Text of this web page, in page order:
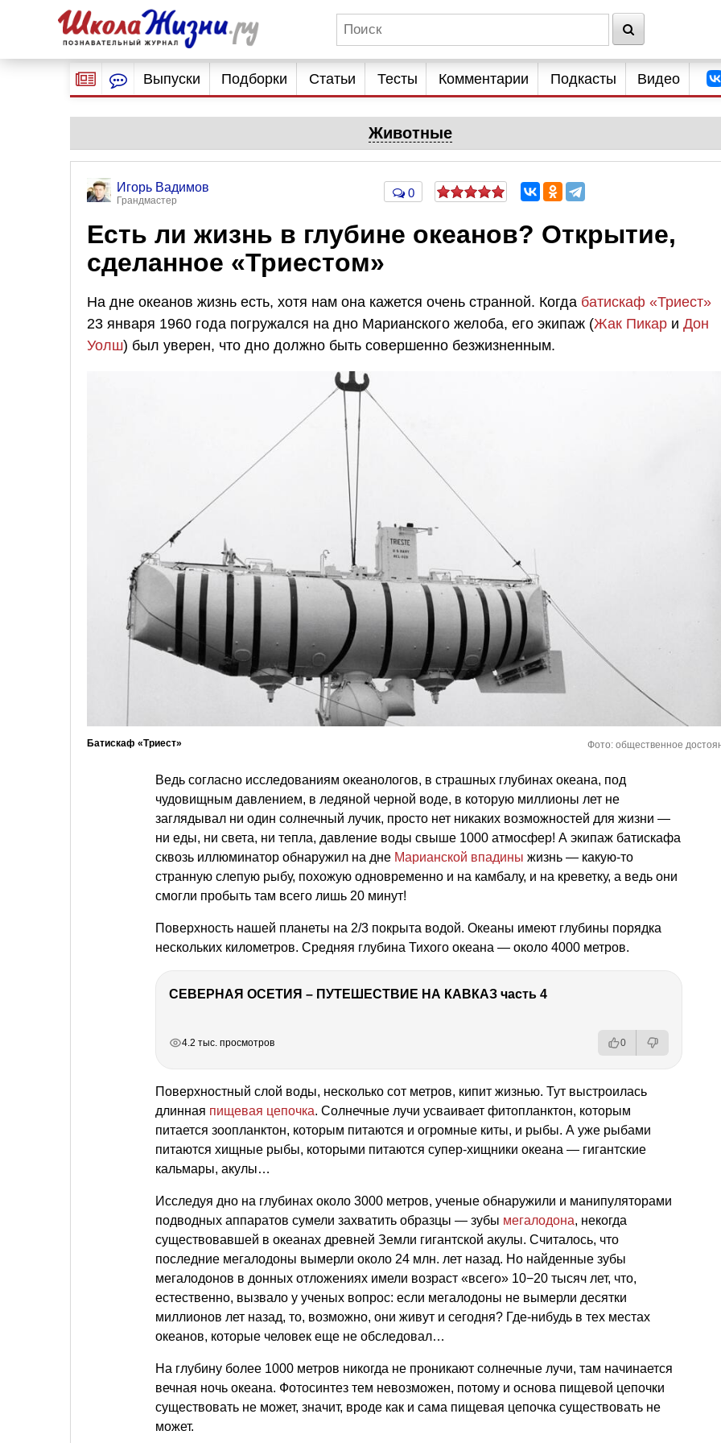
Выпуски Подборки Статьи Тесты Комментарии Подкасты Видео
Животные
Игорь Вадимов
Грандмастер
0
Есть ли жизнь в глубине океанов? Открытие,
сделанное «Триестом»
На дне океанов жизнь есть, хотя нам она кажется очень странной. Когда батискаф «Триест»
23 января 1960 года погружался на дно Марианского желоба, его экипаж (Жак Пикар и Дон
Уолш) был уверен, что дно должно быть совершенно безжизненным.
Батискаф «Триест» Фото: общественное
Ведь согласно исследованиям океанологов, в страшных глубинах океана, под
чудовищным давлением, в ледяной черной воде, в которую миллионы лет не
заглядывал ни один солнечный лучик, просто нет никаких возможностей для жизни —
ни еды, ни света, ни тепла, давление воды свыше 1000 атмосфер! А экипаж батискафа
сквозь иллюминатор обнаружил на дне Марианской впадины жизнь — какую-то
странную слепую рыбу, похожую одновременно и на камбалу, и на креветку, а ведь они
смогли пробыть там всего лишь 20 минут!
Поверхность нашей планеты на 2/3 покрыта водой. Океаны имеют глубины порядка
нескольких километров. Средняя глубина Тихого океана — около 4000 метров.
СЕВЕРНАЯ ОСЕТИЯ – ПУТЕШЕСТВИЕ НА КАВКАЗ часть 4
4.2 тыс. просмотров 0
Поверхностный слой воды, несколько сот метров, кипит жизнью. Тут выстроилась
длинная пищевая цепочка. Солнечные лучи усваивает фитопланктон, которым
питается зоопланктон, которым питаются и огромные киты, и рыбы. А уже рыбами
питаются хищные рыбы, которыми питаются супер-хищники океана — гигантские
кальмары, акулы…
Исследуя дно на глубинах около 3000 метров, ученые обнаружили и манипуляторами
подводных аппаратов сумели захватить образцы — зубы мегалодона, некогда
существовавшей в океанах древней Земли гигантской акулы. Считалось, что
последние мегалодоны вымерли около 24 млн. лет назад. Но найденные зубы
мегалодонов в донных отложениях имели возраст «всего» 10−20 тысяч лет, что,
естественно, вызвало у ученых вопрос: если мегалодоны не вымерли десятки
миллионов лет назад, то, возможно, они живут и сегодня? Где-нибудь в тех местах
океанов, которые человек еще не обследовал…
На глубину более 1000 метров никогда не проникают солнечные лучи, там начинается
вечная ночь океана. Фотосинтез тем невозможен, потому и основа пищевой цепочки
существовать не может, значит, вроде как и сама пищевая цепочка существовать не
может.